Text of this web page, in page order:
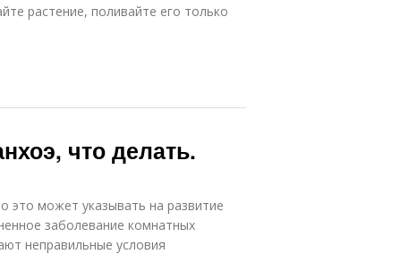
растение, поливайте его только
что делать.
это может указывать на развитие
заболевание комнатных
неправильные условия